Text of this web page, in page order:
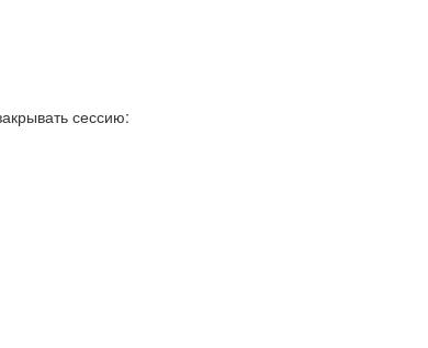
сессию: